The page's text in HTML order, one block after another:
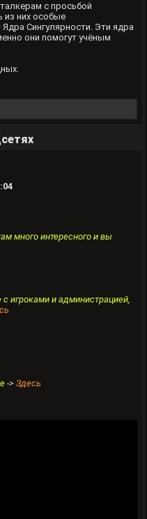
с просьбой
из них особые
Сингулярности. Эти ядра
они помогут учёным
много интересного и вы
игроками и администрацией,
-> Здесь